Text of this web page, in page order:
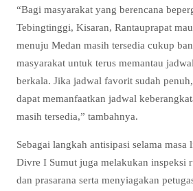
“Bagi masyarakat yang berencana
Tebingtinggi, Kisaran, Rantauprapat
menuju Medan masih tersedia cukup
masyarakat untuk terus memantau
berkala. Jika jadwal favorit sudah
dapat memanfaatkan jadwal
masih tersedia,” tambahnya.
Sebagai langkah antisipasi selama
Divre I Sumut juga melakukan inspeksi
dan prasarana serta menyiagakan